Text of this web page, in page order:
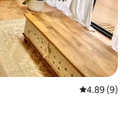
Calificación
4.89 (9)